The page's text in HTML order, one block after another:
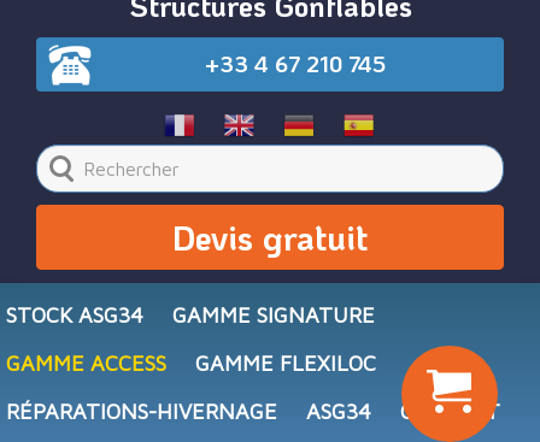
+33 4 67 210 745
Devis gratuit
STOCK ASG34
GAMME SIGNATURE
GAMME ACCESS
GAMME FLEXILOC
RÉPARATIONS-HIVERNAGE
ASG34
CONTACT